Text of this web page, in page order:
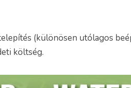
(különösen utólagos
költség.